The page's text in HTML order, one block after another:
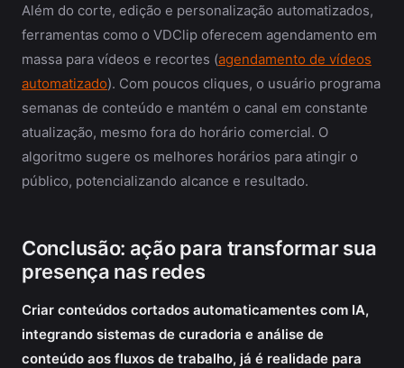
Além do corte, edição e personalização automatizados,
ferramentas como o VDClip oferecem agendamento em
massa para vídeos e recortes (agendamento de vídeos
automatizado). Com poucos cliques, o usuário programa
semanas de conteúdo e mantém o canal em constante
atualização, mesmo fora do horário comercial. O
algoritmo sugere os melhores horários para atingir o
público, potencializando alcance e resultado.
Conclusão: ação para transformar sua
presença nas redes
Criar conteúdos cortados automaticamentes com IA,
integrando sistemas de curadoria e análise de
conteúdo aos fluxos de trabalho, já é realidade para